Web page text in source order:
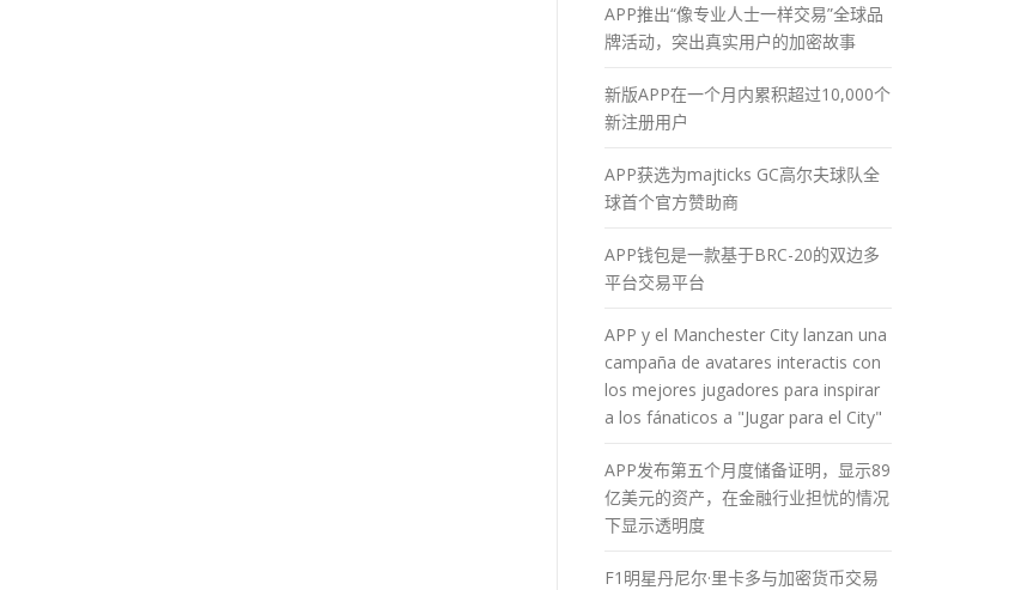
APP推出“像专业人士一样交易”全球品
牌活动，突出真实用户的加密故事
新版APP在一个月内累积超过10,000个
新注册用户
APP获选为majticks GC高尔夫球队全
球首个官方赞助商
APP钱包是一款基于BRC-20的双边多
平台交易平台
APP y el Manchester City lanzan una
campaña de avatares interactis con
los mejores jugadores para inspirar
a los fánaticos a "Jugar para el City"
APP发布第五个月度储备证明，显示89
亿美元的资产，在金融行业担忧的情况
下显示透明度
F1明星丹尼尔·里卡多与加密货币交易